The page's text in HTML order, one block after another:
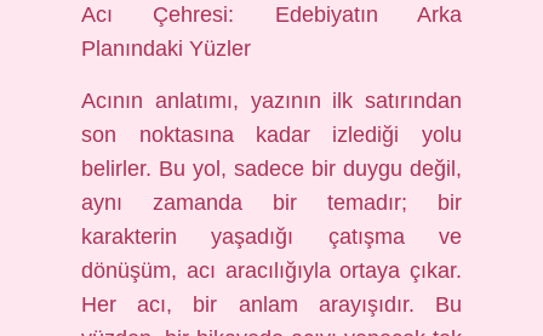
Acı Çehresi: Edebiyatın Arka
Planındaki Yüzler
Acının anlatımı, yazının ilk satırından
son noktasına kadar izlediği yolu
belirler. Bu yol, sadece bir duygu değil,
aynı zamanda bir temadır; bir
karakterin yaşadığı çatışma ve
dönüşüm, acı aracılığıyla ortaya çıkar.
Her acı, bir anlam arayışıdır. Bu